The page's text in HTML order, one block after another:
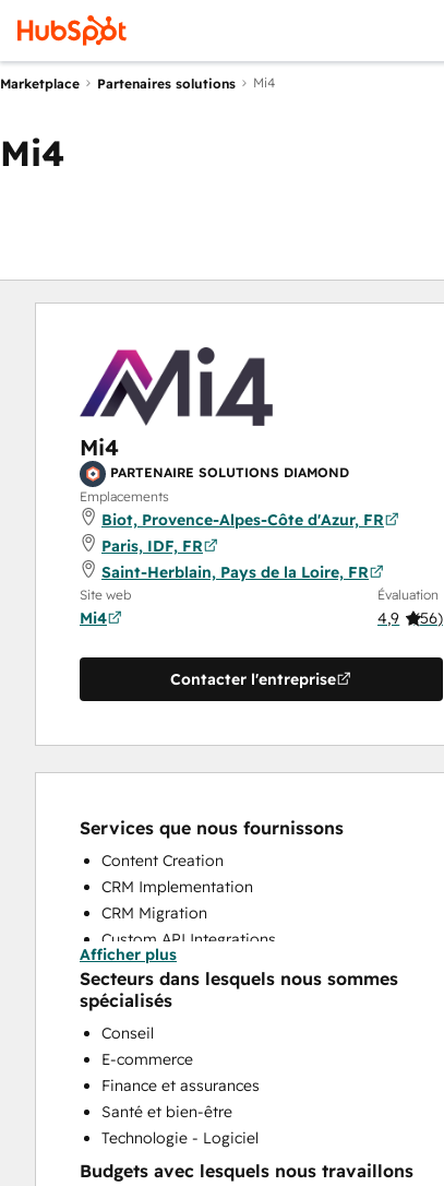
Marketplace Partenaires solutions Mi4
Mi4
Mi4
PARTENAIRE SOLUTIONS DIAMOND
Emplacements
Biot, Provence-Alpes-Côte d'Azur, FR
Paris, IDF, FR
Saint-Herblain, Pays de la Loire, FR
Site web
Mi4
Évaluation
4,9 (56)
Contacter l'entreprise
Services que nous fournissons
Content Creation
CRM Implementation
CRM Migration
Custom API Integrations
Customer Marketing
Customer Success Training
Help Desk Implementation
HubSpot Onboarding
Knowledge Base Development
Paid Advertising
Programmable Automation
Sales and Marketing Alignment
Afficher plus
Secteurs dans lesquels nous sommes
spécialisés
Conseil
E-commerce
Finance et assurances
Santé et bien-être
Technologie - Logiciel
Budgets avec lesquels nous travaillons